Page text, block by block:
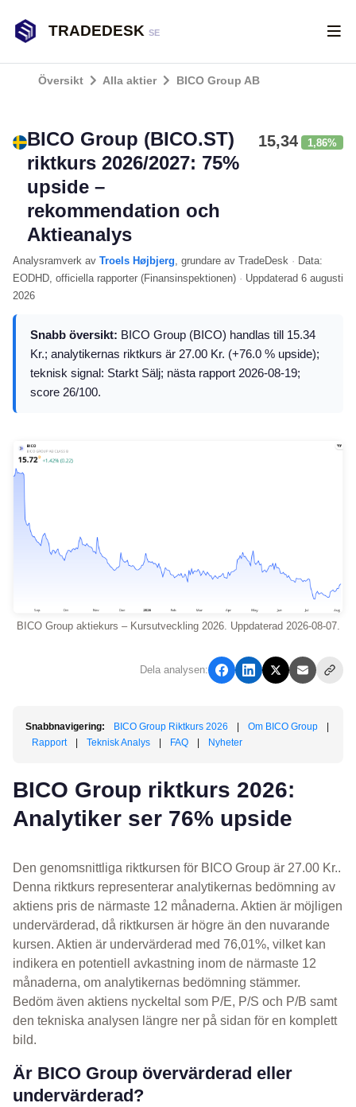
TRADEDESK SE
Översikt Alla aktier BICO Group AB
BICO Group (BICO.ST)
riktkurs 2026/2027: 75%
upside –
rekommendation och
Aktieanalys
15,34 1,86%
Analysramverk av Troels Højbjerg, grundare av TradeDesk · Data:
EODHD, officiella rapporter (Finansinspektionen) · Uppdaterad 6 augusti
2026
Snabb översikt: BICO Group (BICO) handlas till 15.34
Kr.; analytikernas riktkurs är 27.00 Kr. (+76.0 % upside);
teknisk signal: Starkt Sälj; nästa rapport 2026-08-19;
score 26/100.
BICO Group aktiekurs – Kursutveckling 2026. Uppdaterad 2026-08-07.
Dela analysen:
Snabbnavigering: BICO Group Riktkurs 2026 Om BICO Group
Rapport
Teknisk Analys FAQ Nyheter
BICO Group riktkurs 2026:
Analytiker ser 76% upside
Den genomsnittliga riktkursen för BICO Group är 27.00 Kr..
Denna riktkurs representerar analytikernas bedömning av
aktiens pris de närmaste 12 månaderna. Aktien är möjligen
undervärderad, då riktkursen är högre än den nuvarande
kursen. Aktien är undervärderad med 76,01%, vilket kan
indikera en potentiell avkastning inom de närmaste 12
månaderna, om analytikernas bedömning stämmer.
Bedöm även aktiens nyckeltal som P/E, P/S och P/B samt
den tekniska analysen längre ner på sidan för en komplett
bild.
Är BICO Group övervärderad eller
undervärderad?